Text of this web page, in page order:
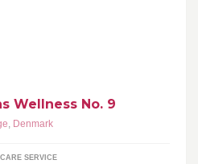
Wellness No. 9
, Denmark
SERVICE